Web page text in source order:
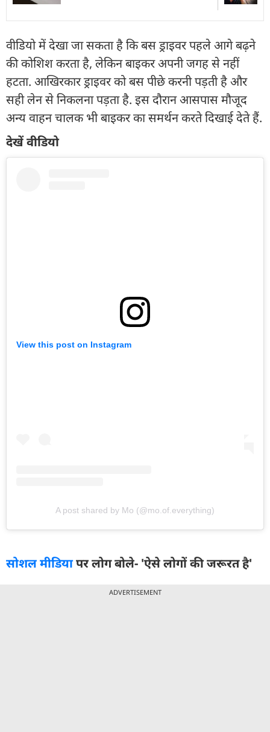
वीडियो में देखा जा सकता है कि बस ड्राइवर पहले आगे बढ़ने
की कोशिश करता है, लेकिन बाइकर अपनी जगह से नहीं
हटता. आखिरकार ड्राइवर को बस पीछे करनी पड़ती है और
सही लेन से निकलना पड़ता है. इस दौरान आसपास मौजूद
अन्य वाहन चालक भी बाइकर का समर्थन करते दिखाई देते हैं.
देखें वीडियो
View this post on Instagram
A post shared by Mo (@mo.of.everything)
सोशल मीडियापर लोग बोले- 'ऐसे लोगों की जरूरत है'
ADVERTISEMENT